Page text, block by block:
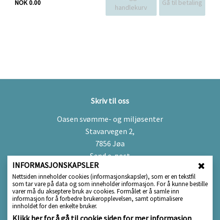
INFORMASJONSKAPSLER
u
Nettsiden inneholder cookies (informasjonskapsler), som er en tekstfil
som tar vare på data og som inneholder informasjon. For å kunne bestille
varer må du akseptere bruk av cookies. Formålet er å samle inn
informasjon for å forbedre brukeropplevelsen, samt optimalisere
innholdet for den enkelte bruker.
Klikk her for å gå til cookie siden for mer informasjon
NOK 0.00
handlekurv
Gå til betaling
Skriv til oss
Oasen svømme- og miljøsenter
Stavarvegen 2,
7856 Jøa
Send e-post
Namsos kommune – org.nr. 942 875 967
Besøk oss
Jarle Hildrums veg 6,
7800 Namsos